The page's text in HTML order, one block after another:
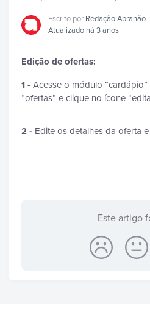
Escrito por Redação Abrahão
Atualizado há 3 anos
Edição de ofertas:
1 - Acesse o módulo
“ofertas” e clique no ícone
2 - Edite os detalhes da oferta e
Este artigo